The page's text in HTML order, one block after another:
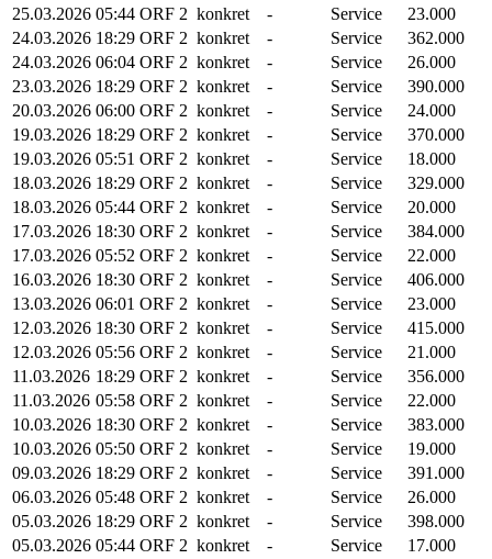
25.03.2026 05:44 ORF 2 konkret - Service
23.000
24.03.2026 18:29 ORF 2 konkret - Service
362.000
24.03.2026 06:04 ORF 2 konkret - Service
26.000
23.03.2026 18:29 ORF 2 konkret - Service
390.000
20.03.2026 06:00 ORF 2 konkret - Service
24.000
19.03.2026 18:29 ORF 2 konkret - Service
370.000
19.03.2026 05:51 ORF 2 konkret - Service
18.000
18.03.2026 18:29 ORF 2 konkret - Service
329.000
18.03.2026 05:44 ORF 2 konkret - Service
20.000
17.03.2026 18:30 ORF 2 konkret - Service
384.000
17.03.2026 05:52 ORF 2 konkret - Service
22.000
16.03.2026 18:30 ORF 2 konkret - Service
406.000
13.03.2026 06:01 ORF 2 konkret - Service
23.000
12.03.2026 18:30 ORF 2 konkret - Service
415.000
12.03.2026 05:56 ORF 2 konkret - Service
21.000
11.03.2026 18:29 ORF 2 konkret - Service
356.000
11.03.2026 05:58 ORF 2 konkret - Service
22.000
10.03.2026 18:30 ORF 2 konkret - Service
383.000
10.03.2026 05:50 ORF 2 konkret - Service
19.000
09.03.2026 18:29 ORF 2 konkret - Service
391.000
06.03.2026 05:48 ORF 2 konkret - Service
26.000
05.03.2026 18:29 ORF 2 konkret - Service
398.000
05.03.2026 05:44 ORF 2 konkret - Service 17.000